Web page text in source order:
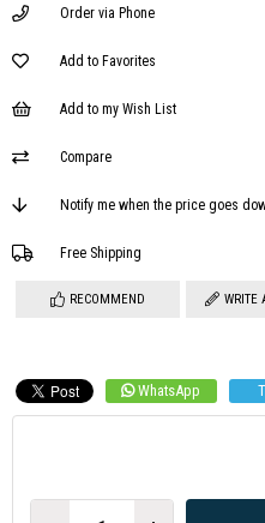
Order via Phone
Add to Favorites
Add to my Wish List
Compare
Notify me when the price goes
Free Shipping
RECOMMEND WRITE
WhatsApp